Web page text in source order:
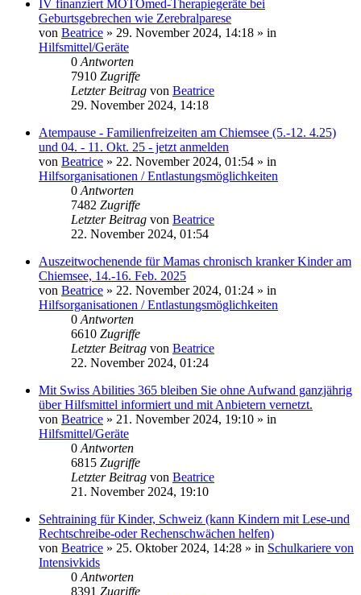
IV finanziert MOTOmed-Therapiegeräte bei
Geburtsgebrechen wie Zerebralparese
von Beatrice » 29. November 2024, 14:18 » in
Hilfsmittel/Geräte
0 Antworten
7910 Zugriffe
Letzter Beitrag von Beatrice
29. November 2024, 14:18
Atempause - Familienfreizeiten am Chiemsee (5.-12. 4.25)
und 04. - 11. Okt. 25 - jetzt anmelden
von Beatrice » 22. November 2024, 01:54 » in
Hilfsorganisationen / Entlastungsmöglichkeiten
0 Antworten
7482 Zugriffe
Letzter Beitrag von Beatrice
22. November 2024, 01:54
Auszeitwochenende für Mamas chronisch kranker Kinder am
Chiemsee, 14.-16. Feb. 2025
von Beatrice » 22. November 2024, 01:24 » in
Hilfsorganisationen / Entlastungsmöglichkeiten
0 Antworten
6610 Zugriffe
Letzter Beitrag von Beatrice
22. November 2024, 01:24
Mit Swiss Abilities 365 bleiben Sie ohne Aufwand ganzjährig
über Hilfsmittel informiert und mit Anbietern vernetzt.
von Beatrice » 21. November 2024, 19:10 » in
Hilfsmittel/Geräte
0 Antworten
6815 Zugriffe
Letzter Beitrag von Beatrice
21. November 2024, 19:10
Sehtraining für Kinder, Schweiz (kann Kindern mit Lese-und
Rechtschreibe-oder Rechenschwächen helfen)
von Beatrice » 25. Oktober 2024, 14:28 » in Schulkariere von
Intensivkids
0 Antworten
8391 Zugriffe